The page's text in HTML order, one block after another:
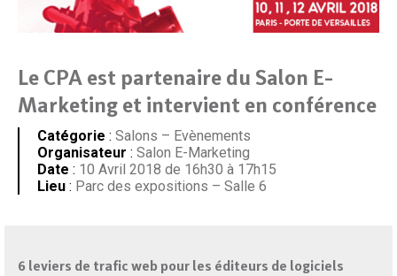
Le CPA est partenaire du Salon E-
Marketing et intervient en conférence
Catégorie : Salons – Evènements
Organisateur : Salon E-Marketing
Date : 10 Avril 2018 de 16h30 à 17h15
Lieu : Parc des expositions – Salle 6
6 leviers de trafic web pour les éditeurs de logiciels